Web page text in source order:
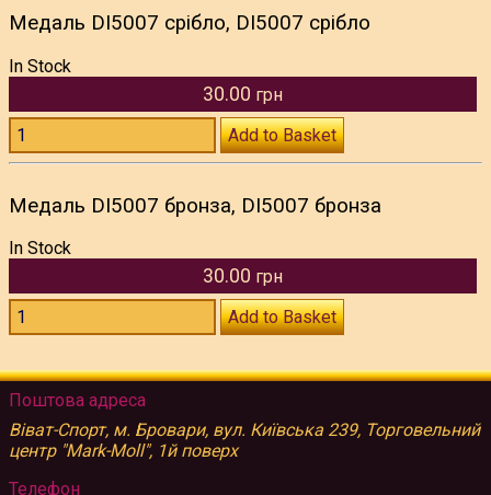
Медаль DI5007 срібло, DI5007 срібло
In Stock
30.00 грн
Add to Basket
Медаль DI5007 бронза, DI5007 бронза
In Stock
30.00 грн
Add to Basket
Поштова адреса
Віват-Спорт, м. Бровари, вул. Київська 239, Торговельний
центр "Mark-Moll", 1й поверх
Телефон